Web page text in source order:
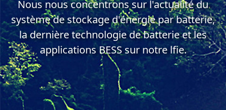
Nous nous concentrons sur l'actualité du
système de stockage d'énergie par batterie,
la dernière technologie de batterie et les
applications BESS sur notre lfie.